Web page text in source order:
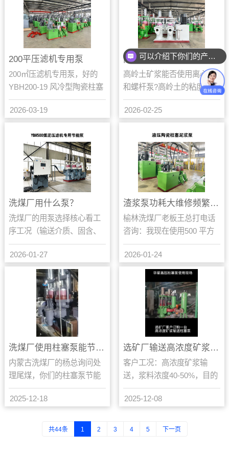
200平压滤机专用泵
200㎡压滤机专用泵，好的
YBH200-19 风冷型陶瓷柱塞
泵您对该问题还有什么疑问
吗?可以联系我们的销
售:18220...
2026-03-19
高岭土矿浆能否使用离心泵和螺杆泵?
高岭土矿浆能否使用离心泵
和螺杆泵?高岭土的粘度较
高,使用离心泵时,流动性会变
差，难以被叶轮甩出,输送效
率大幅度下降,还容...
2026-02-25
洗煤厂用什么泵？
洗煤厂的用泵选择核心看工
序工况（输送介质、固含、
压力、磨蚀性），不同工序
适配不同泵型；而陶瓷柱塞
泵是洗煤厂高浓度煤泥压
2026-01-27
渣浆泵功耗大维修频繁柱塞泵能解决吗
榆林洗煤厂老板王总打电话
咨询：我现在使用500 平方
压滤机和渣浆泵，渣浆泵功
耗大，维修频繁。你们厂柱
塞泵电机功率多大？按...
2026-01-24
洗煤厂使用柱塞泵能节省多少度电？
内蒙古洗煤厂的杨总询问处
理尾煤，你们的柱塞泵节能
到什么程度？我们以同一个
省份的客户的案例来讲，位
2025-12-18
选矿厂输送高浓度矿浆用什么泵
客户工况：高浓度矿浆输
送，浆料浓度40-50%，目的
距离4千5百多米，垂直高差
74米，300目40%左右，400
2025-12-08
共44条 1 2 3 4 5 下一页
可以介绍下你们的产品么？